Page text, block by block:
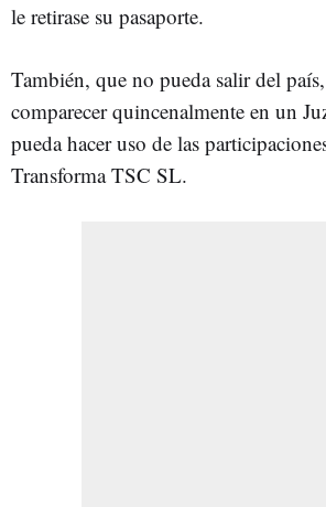
le retirase su pasaporte.
También, que no pueda salir del
comparecer quincenalmente en un
pueda hacer uso de las
Transforma TSC SL.